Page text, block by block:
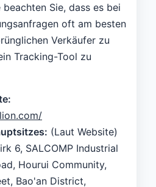
Sie, dass es bei
oft am besten
Verkäufer zu
Tracking-Tool zu
(Laut Website)
6, SALCOMP Industrial
Hourui Community,
Bao'an District,